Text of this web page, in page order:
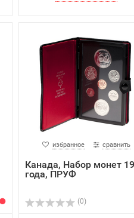
избранное сравнить
Канада, Набор монет
года, ПРУФ
(0)